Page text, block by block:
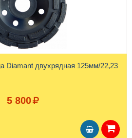
Diamant двухрядная 125мм/22,23
5 800